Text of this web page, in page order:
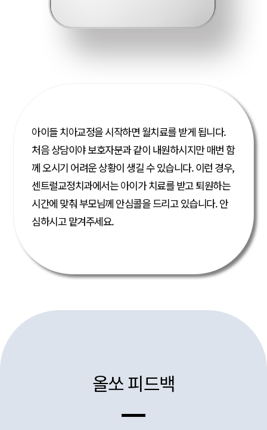
아이들 치아교정을 시작하면 월치료를 받게 됩니다.
처음 상담이야 보호자분과 같이 내원하시지만 매번 함
께 오시기 어려운 상황이 생길 수 있습니다.이런 경우,
센트럴교정치과에서는 아이가 치료를 받고 퇴원하는
시간에 맞춰 부모님께 안심콜을 드리고 있습니다.안
심하시고 맡겨주세요.
올쏘 피드백